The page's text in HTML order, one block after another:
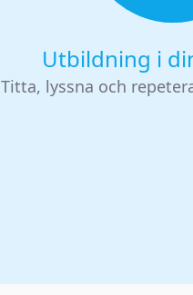
Utbildning i
Titta, lyssna och